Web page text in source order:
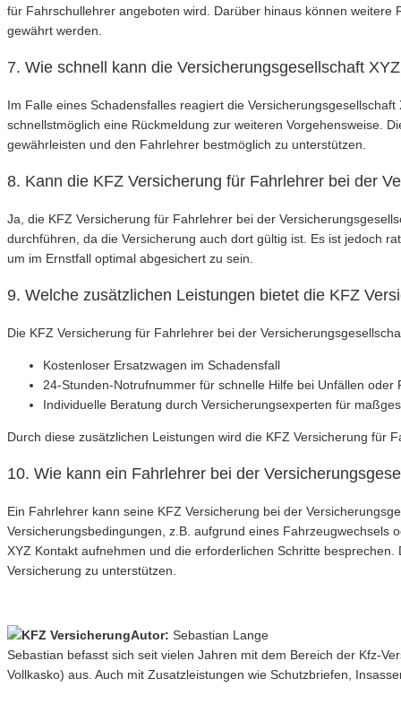
für Fahrschullehrer angeboten wird. Darüber hinaus können
gewährt werden.
7. Wie schnell kann die Versicherungsgesellschaft
Im Falle eines Schadensfalles reagiert die
schnellstmöglich eine Rückmeldung zur weiteren Vorgehensweise.
gewährleisten und den Fahrlehrer bestmöglich zu unterstützen.
8. Kann die KFZ Versicherung für Fahrlehrer bei der
Ja, die KFZ Versicherung für Fahrlehrer bei der
durchführen, da die Versicherung auch dort gültig ist. Es ist jedoch
um im Ernstfall optimal abgesichert zu sein.
9. Welche zusätzlichen Leistungen bietet die KFZ
Die KFZ Versicherung für Fahrlehrer bei der
Kostenloser Ersatzwagen im Schadensfall
24-Stunden-Notrufnummer für schnelle Hilfe bei Unfällen oder
Individuelle Beratung durch Versicherungsexperten für
Durch diese zusätzlichen Leistungen wird die KFZ Versicherung für
10. Wie kann ein Fahrlehrer bei der
Ein Fahrlehrer kann seine KFZ Versicherung bei der
Versicherungsbedingungen, z.B. aufgrund eines
XYZ Kontakt aufnehmen und die erforderlichen Schritte
Versicherung zu unterstützen.
Autor: Sebastian Lange
Sebastian befasst sich seit vielen Jahren mit dem Bereich der Kfz-
Vollkasko) aus. Auch mit Zusatzleistungen wie Schutzbriefen,